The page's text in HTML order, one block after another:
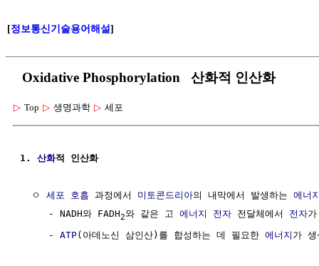
[정보통신기술용어해설]
Oxidative Phosphorylation 산화적 인산화
▷ Top ▷ 생명과학 ▷ 세포
1. 산화적 인산화
  ㅇ
세포 호흡 과정에서 미토콘드리아의 내막에서 발생하는 에너
     - NADH와 FADH
2와 같은 고 에너지 전자 전달체에서 전자
     -
ATP(아데노신 삼인산)를 합성하는 데 필요한 에너지 가 생